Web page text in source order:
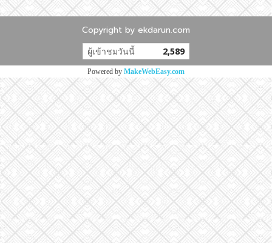
Copyright by ekdarun.com
ผู้เข้าชมวันนี้ 2,589
Powered by MakeWebEasy.com